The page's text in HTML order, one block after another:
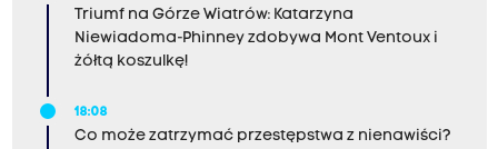
Triumf na Górze Wiatrów: Katarzyna
Niewiadoma-Phinney zdobywa Mont Ventoux i
żółtą koszulkę!
18:08
Co może zatrzymać przestępstwa z nienawiści?